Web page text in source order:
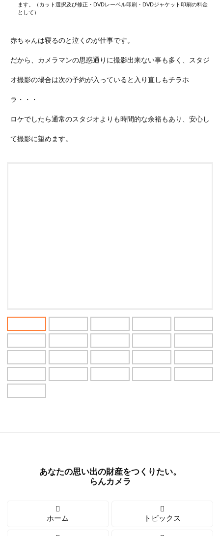
ます。（カット選択及び修正・DVDレーベル印刷・DVDジャケット印刷の料金
として）
赤ちゃんは寝るのと泣くのが仕事です。
だから、カメラマンの思惑通りに撮影出来ない事も多く、スタジ
オ撮影の場合は次の予約が入っていると入り直しもチラホ
ラ・・・
ロケでしたら通常のスタジオよりも時間的な余裕もあり、安心し
て撮影に望めます。
あなたの思い出の財産をつくりたい。
らんカメラ
ホーム トピックス